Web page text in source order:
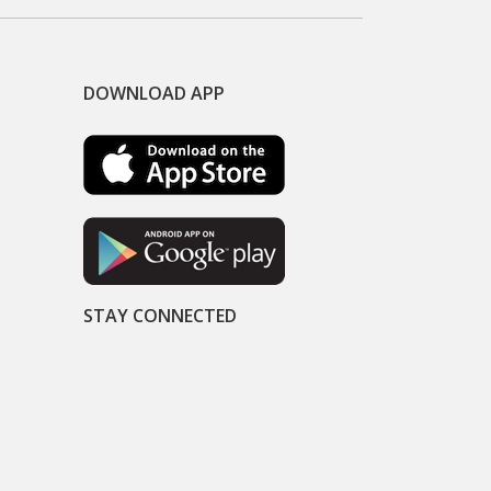
DOWNLOAD APP
STAY CONNECTED